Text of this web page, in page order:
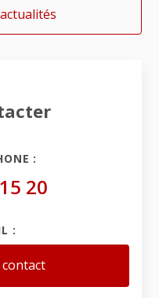
:
20
:
contact